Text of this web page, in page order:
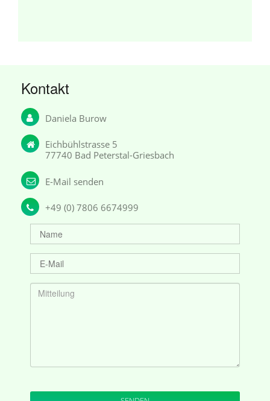
Kontakt
Daniela Burow
Eichbühlstrasse 5
77740 Bad Peterstal-Griesbach
E-Mail senden
+49 (0) 7806 6674999